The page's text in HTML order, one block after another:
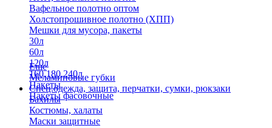
Вафельное полотно оптом
Холстопрошивное полотно (ХПП)
Мешки для мусора, пакеты
30л
60л
120л
160,180,240л
Пакеты
Пакеты фасовочные
Еще
Меламиновые губки
Спец.одежда, защита, перчатки, сумки, рюкзаки
Бахилы
Костюмы, халаты
Маски защитные